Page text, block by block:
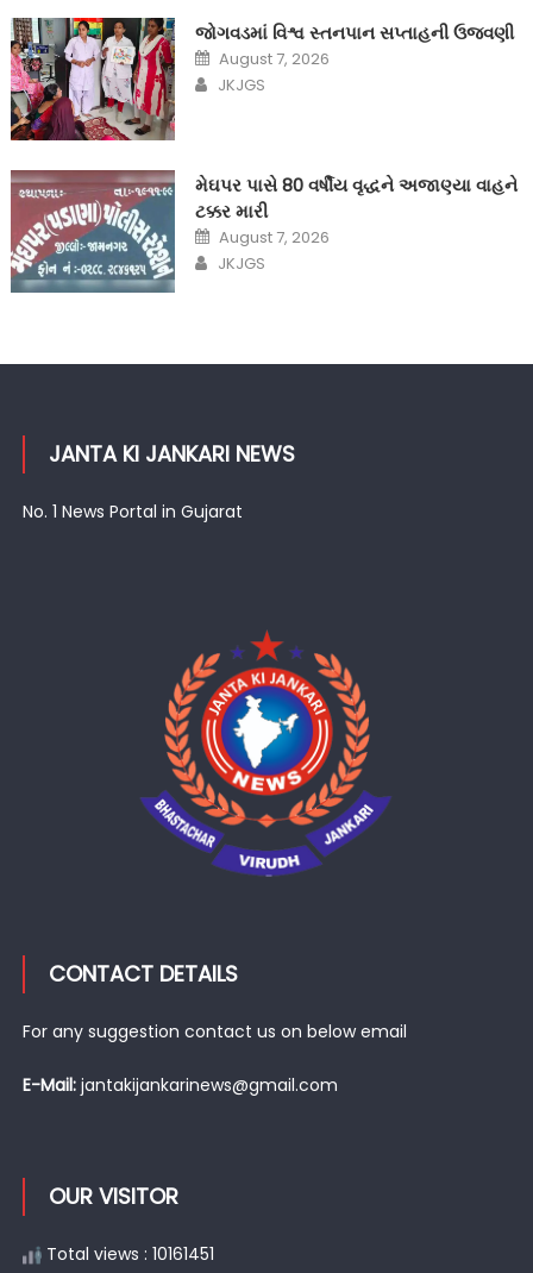
જોગવડમાં વિશ્વ સ્તનપાન સપ્તાહની ઉજવણી
Posted
on
August 7, 2026
Author
JKJGS
મેઘપર પાસે 80 વર્ષીય વૃદ્ધને અજાણ્યા વાહને
ટક્કર મારી
Posted
on
August 7, 2026
Author
JKJGS
JANTA KI JANKARI NEWS
No. 1 News Portal in Gujarat
CONTACT DETAILS
For any suggestion contact us on below email
E-Mail: jantakijankarinews@gmail.com
OUR VISITOR
Total views : 10161451